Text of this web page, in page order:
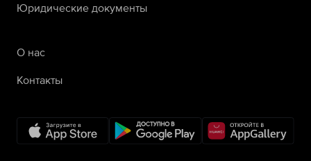
Юридические документы
О нас
Контакты